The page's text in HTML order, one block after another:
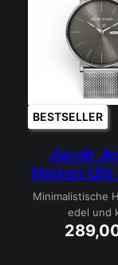
BESTSELLER
Jacob
Herren Uhr
Minimalistische
edel und